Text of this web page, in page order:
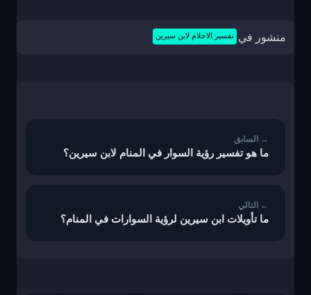
منشور في تفسير الاحلام لابن سيرين
ما هو تفسير رؤية السوار في المنام لابن سيرين؟
ما تأويلات ابن سيرين لرؤية السوارات في المنام؟